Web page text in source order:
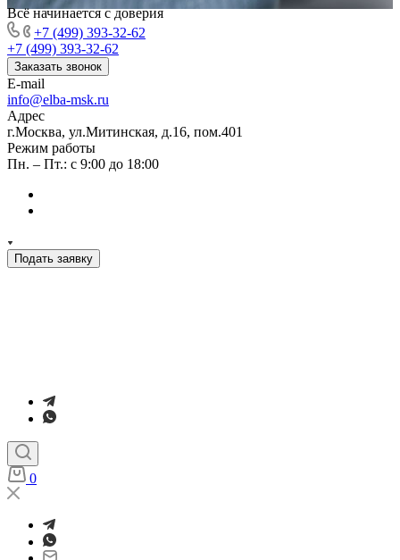
Всё начинается с доверия
+7 (499) 393-32-62
+7 (499) 393-32-62
Заказать звонок
E-mail
info@elba-msk.ru
Адрес
г.Москва, ул.Митинская, д.16, пом.401
Режим работы
Пн. – Пт.: с 9:00 до 18:00
Подать заявку
0